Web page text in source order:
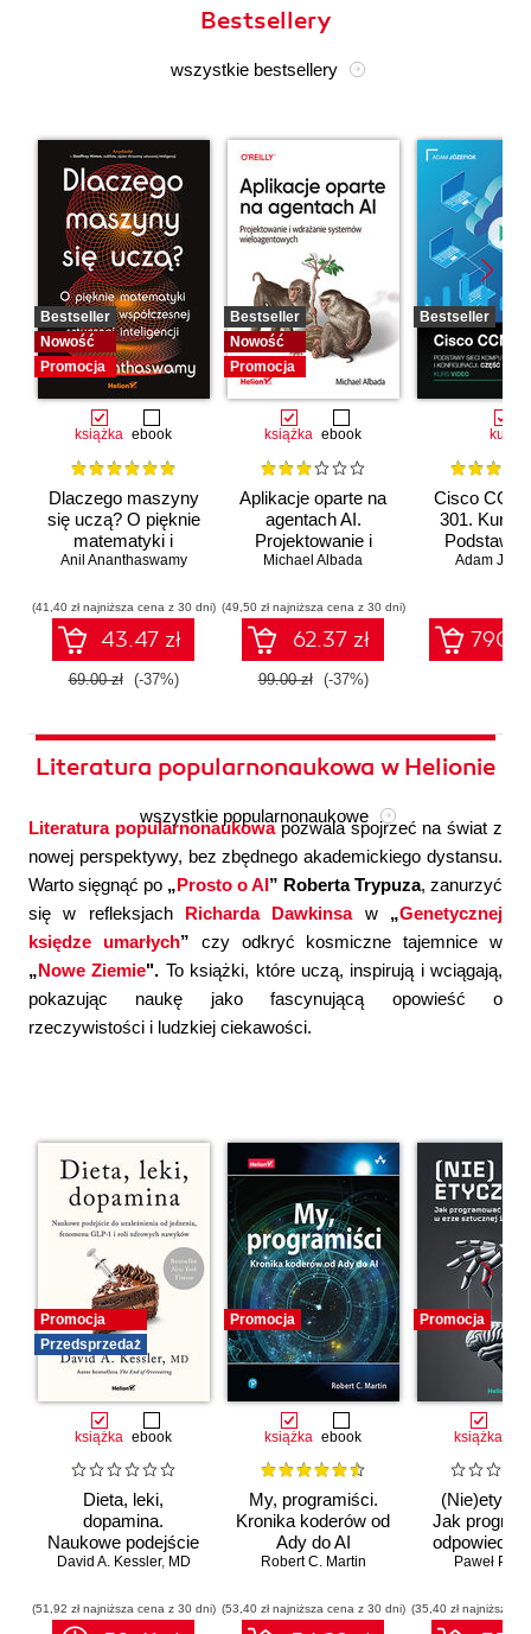
Bestsellery
wszystkie bestsellery
Bestseller
Nowość
Promocja
książka ebook
Dlaczego maszyny
się uczą? O pięknie
matematyki i
działaniu
sztucznej
Anil Ananthaswamy
(41,40 zł najniższa cena z 30 dni)
43.47 zł
69.00 zł (-37%)
Bestseller
Nowość
Promocja
książka ebook
Aplikacje oparte na
agentach AI.
Projektowanie i
wdrażanie
wieloagentowych
Michael Albada
(49,50 zł najniższa cena z 30 dni)
62.37 zł
99.00 zł (-37%)
Bestseller
kurs
Cisco
301. Kurs
Podstawy
Adam
Literatura popularnonaukowa w Helionie
Literatura popularnonaukowapozwala spojrzeć na świat z
nowej perspektywy, bez zbędnego akademickiego dystansu.
Warto sięgnąć po „Prosto o AI” Roberta Trypuza, zanurzyć
się w refleksjach Richarda Dawkinsaw „Genetycznej
księdze umarłych” czy odkryć kosmiczne tajemnice w
„Nowe Ziemie". To książki, które uczą, inspirują i wciągają,
pokazując naukę jako fascynującą opowieść o
rzeczywistości i ludzkiej ciekawości.
wszystkie popularnonaukowe
Promocja
Przedsprzedaż
książka ebook
Dieta, leki,
dopamina.
Naukowe podejście
do uzależnienia od
GLP-1 i roli
zdrowych nawyków
David A. Kessler, MD
(51,92 zł najniższa cena z 30 dni)
Promocja
książka ebook
My, programiści.
Kronika koderów od
Ady do AI
Robert C. Martin
(53,40 zł najniższa cena z 30 dni)
Promocja
książka
Jak
erze
Paweł
(35,40 zł najniższa